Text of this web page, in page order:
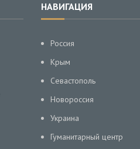
НАВИГАЦИЯ
Россия
Крым
Севастополь
Новороссия
Украина
Гуманитарный центр